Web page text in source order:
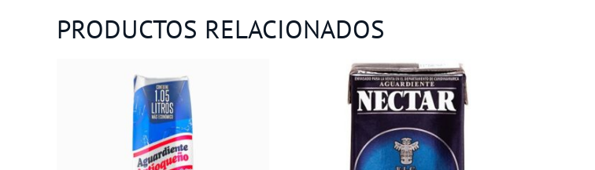
PRODUCTOS RELACIONADOS